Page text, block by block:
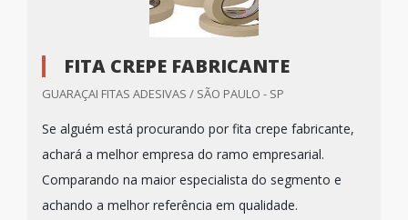
FITA CREPE FABRICANTE
GUARAÇAI FITAS ADESIVAS / SÃO PAULO - SP
Se alguém está procurando por fita crepe fabricante,
achará a melhor empresa do ramo empresarial.
Comparando na maior especialista do segmento e
achando a melhor referência em qualidade.